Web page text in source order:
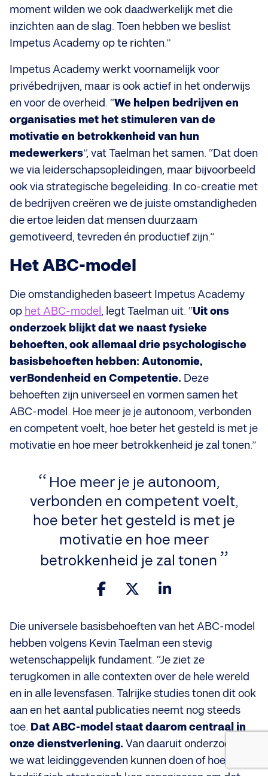
moment wilden we ook daadwerkelijk met die
inzichten aan de slag. Toen hebben we beslist
Impetus Academy op te richten.”
Impetus Academy werkt voornamelijk voor
privébedrijven, maar is ook actief in het onderwijs
en voor de overheid. “We helpen bedrijven en
organisaties met het stimuleren van de
motivatie en betrokkenheid van hun
medewerkers”, vat Taelman het samen. “Dat doen
we via leiderschapsopleidingen, maar bijvoorbeeld
ook via strategische begeleiding. In co-creatie met
de bedrijven creëren we de juiste omstandigheden
die ertoe leiden dat mensen duurzaam
gemotiveerd, tevreden én productief zijn.”
Het ABC-model
Die omstandigheden baseert Impetus Academy
op het ABC-model , legt Taelman uit. “Uit ons
onderzoek blijkt dat we naast fysieke
behoeften, ook allemaal drie psychologische
basisbehoeften hebben: Autonomie,
verBondenheid en Competentie. Deze
behoeften zijn universeel en vormen samen het
ABC-model. Hoe meer je je autonoom, verbonden
en competent voelt, hoe beter het gesteld is met je
motivatie en hoe meer betrokkenheid je zal tonen.”
Hoe meer je je autonoom,
verbonden en competent voelt,
hoe beter het gesteld is met je
motivatie en hoe meer
betrokkenheid je zal tonen
Die universele basisbehoeften van het ABC-model
hebben volgens Kevin Taelman een stevig
wetenschappelijk fundament. “Je ziet ze
terugkomen in alle contexten over de hele wereld
en in alle levensfasen. Talrijke studies tonen dit ook
aan en het aantal publicaties neemt nog steeds
toe. Dat ABC-model staat daarom centraal in
onze dienstverlening. Van daaruit onderzoeken
we wat leidinggevenden kunnen doen of hoe een